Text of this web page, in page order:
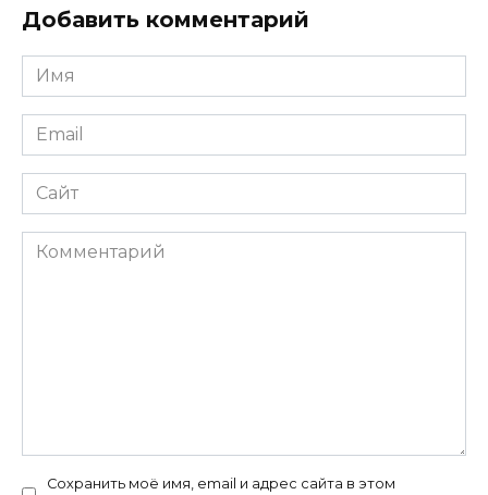
Добавить комментарий
Имя
*
Email
*
Сайт
Комментарий
Сохранить моё имя, email и адрес сайта в этом